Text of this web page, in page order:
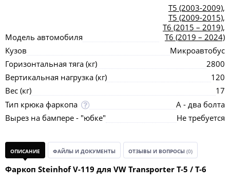
Модель автомобиля
T5 (2003-2009),
T5 (2009-2015),
T6 (2015 – 2019),
T6 (2019 – 2024)
Кузов
Микроавтобус
Горизонтальная тяга (кг)
2800
Вертикальная нагрузка (кг)
120
Вес (кг)
17
Тип крюка фаркопа
А - два болта
Вырез на бампере - "юбке"
Не требуется
ОПИСАНИЕ ФАЙЛЫ И ДОКУМЕНТЫ ОТЗЫВЫ И ВОПРОСЫ (0)
Фаркоп Steinhof V-119 для VW Transporter T-5 / T-6